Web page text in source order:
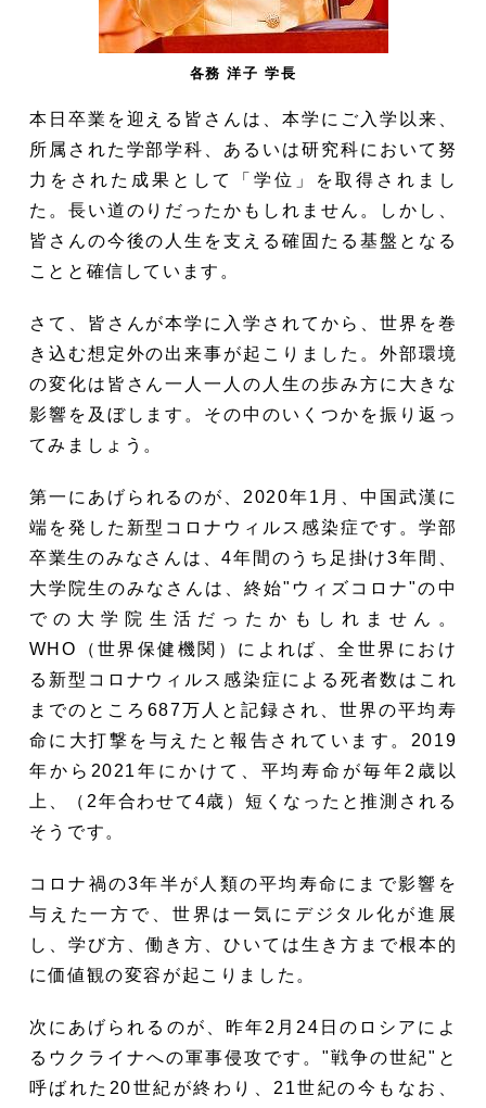
各務 洋子 学長
本日卒業を迎える皆さんは、本学にご入学以来、
所属された学部学科、あるいは研究科において努
力をされた成果として「学位」を取得されまし
た。長い道のりだったかもしれません。しかし、
皆さんの今後の人生を支える確固たる基盤となる
ことと確信しています。
さて、皆さんが本学に入学されてから、世界を巻
き込む想定外の出来事が起こりました。外部環境
の変化は皆さん一人一人の人生の歩み方に大きな
影響を及ぼします。その中のいくつかを振り返っ
てみましょう。
第一にあげられるのが、2020年1月、中国武漢に
端を発した新型コロナウィルス感染症です。学部
卒業生のみなさんは、4年間のうち足掛け3年間、
大学院生のみなさんは、終始"ウィズコロナ"の中
での大学院生活だったかもしれません。
WHO（世界保健機関）によれば、全世界におけ
る新型コロナウィルス感染症による死者数はこれ
までのところ687万人と記録され、世界の平均寿
命に大打撃を与えたと報告されています。2019
年から2021年にかけて、平均寿命が毎年2歳以
上、（2年合わせて4歳）短くなったと推測される
そうです。
コロナ禍の3年半が人類の平均寿命にまで影響を
与えた一方で、世界は一気にデジタル化が進展
し、学び方、働き方、ひいては生き方まで根本的
に価値観の変容が起こりました。
次にあげられるのが、昨年2月24日のロシアによ
るウクライナへの軍事侵攻です。"戦争の世紀"と
呼ばれた20世紀が終わり、21世紀の今もなお、